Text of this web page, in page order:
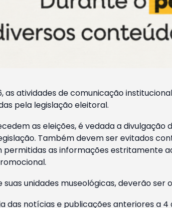
as atividades de comunicação
pela legislação eleitoral.
as eleições, é vedada a
Também devem ser evitados
as informações estritamente
unidades museológicas, deverão ser
das notícias e publicações anteriores a